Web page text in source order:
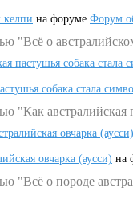
келпи на форуме Форум
"Всё о
пастушья собака
собака стала
"Как
овчарка (аусси)
овчарка (аусси) на
"Всё о породе